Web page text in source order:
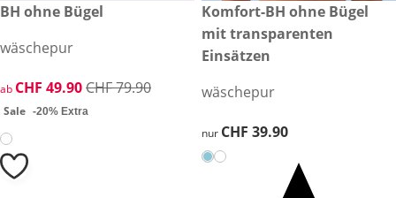
reduzierter Preis CHF 49.90, vorheriger Preis: CHF 79.90
Sale
BH ohne Bügel
wäschepur
reduzierter Preis CHF 49.90, vorheriger Preis: CHF 79.90
ab CHF 49.90CHF 79.90
Sale -20% Extra
CHF 39.90
Komfort-BH ohne Bügel
mit transparenten
Einsätzen
wäschepur
CHF 39.90
nur CHF 39.90